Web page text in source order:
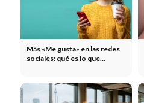
Más «Me gusta» en las redes
sociales: qué es lo que